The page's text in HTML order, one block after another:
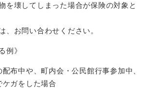
を壊してしまった場合が保険の対象と
、お問い合わせください。
例》
布中や、町内会・公民館行事参加中、
ガをした場合